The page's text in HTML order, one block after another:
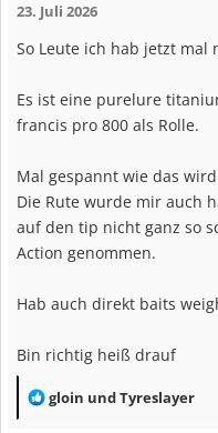
23. Juli 2026
So Leute ich hab jetzt mal
Es ist eine purelure
francis pro 800 als Rolle.
Mal gespannt wie das
Die Rute wurde mir auch
auf den tip nicht ganz so
Action genommen.
Hab auch direkt baits
Bin richtig heiß drauf
R
gloin undTyreslayer